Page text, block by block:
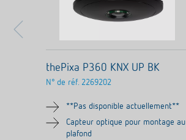
thePixa P360 KNX UP BK
N° de réf. 2269202
**Pas disponible actuellement**
Capteur optique pour montage au
plafond